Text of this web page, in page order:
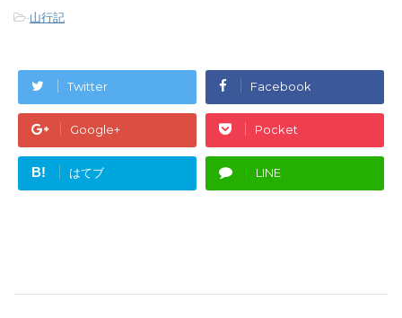
-山行記
Twitter Facebook
Google+ Pocket
B! はてブ LINE